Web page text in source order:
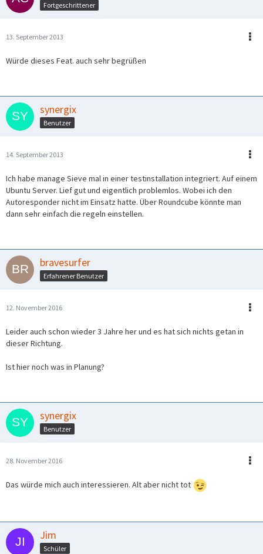
Fortgeschrittener
13. September 2013
Würde dieses Feat. auch sehr begrüßen
synergix
Benutzer
14. September 2013
Ich habe manage Sieve mal in einer testinstallation integriert. Auf einem
Ubuntu Server. Lief gut und eigentlich problemlos. Wobei ich den
Autoresponder nicht im Einsatz hatte. Über Roundcube könnte man
dann sehr einfach die regeln einstellen.
bravesurfer
Erfahrener Benutzer
12. November 2016
Leider auch schon wieder 3 Jahre her und es hat sich nichts getan in
dieser Richtung.
Ist hier noch was in Planung?
synergix
Benutzer
28. November 2016
Das würde mich auch interessieren. Alt aber nicht tot
Jim
Schüler